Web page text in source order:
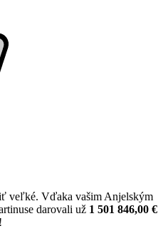
veľké. Vďaka vašim Anjelským
darovali už 1 501 846,00 €